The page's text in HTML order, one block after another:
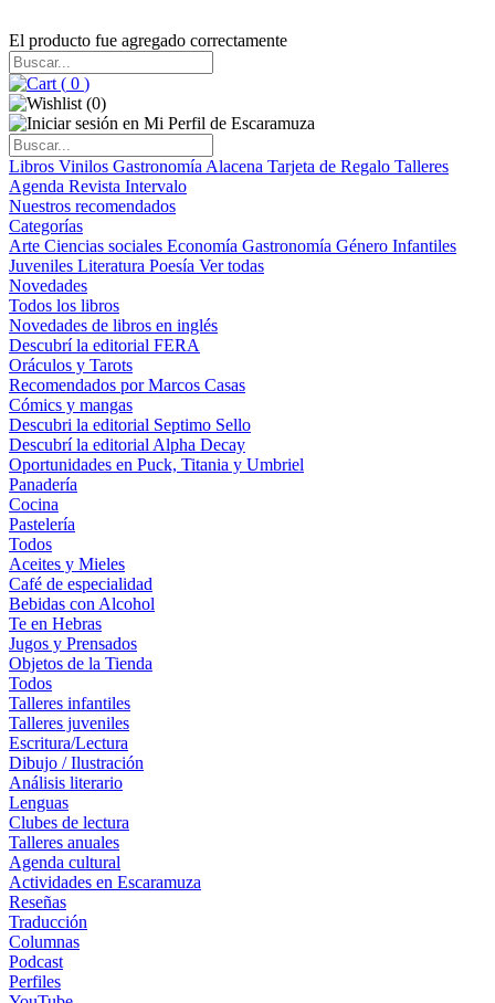
El producto fue agregado correctamente
( 0 )
(0)
Libros Vinilos Gastronomía Alacena Tarjeta de Regalo Talleres
Agenda Revista Intervalo
Nuestros recomendados
Categorías
Arte Ciencias sociales Economía Gastronomía Género Infantiles
Juveniles Literatura Poesía Ver todas
Novedades
Todos los libros
Novedades de libros en inglés
Descubrí la editorial FERA
Oráculos y Tarots
Recomendados por Marcos Casas
Cómics y mangas
Descubri la editorial Septimo Sello
Descubrí la editorial Alpha Decay
Oportunidades en Puck, Titania y Umbriel
Panadería
Cocina
Pastelería
Todos
Aceites y Mieles
Café de especialidad
Bebidas con Alcohol
Te en Hebras
Jugos y Prensados
Objetos de la Tienda
Todos
Talleres infantiles
Talleres juveniles
Escritura/Lectura
Dibujo / Ilustración
Análisis literario
Lenguas
Clubes de lectura
Talleres anuales
Agenda cultural
Actividades en Escaramuza
Reseñas
Traducción
Columnas
Podcast
Perfiles